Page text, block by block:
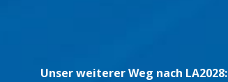
Unser weiterer Weg nach LA2028: